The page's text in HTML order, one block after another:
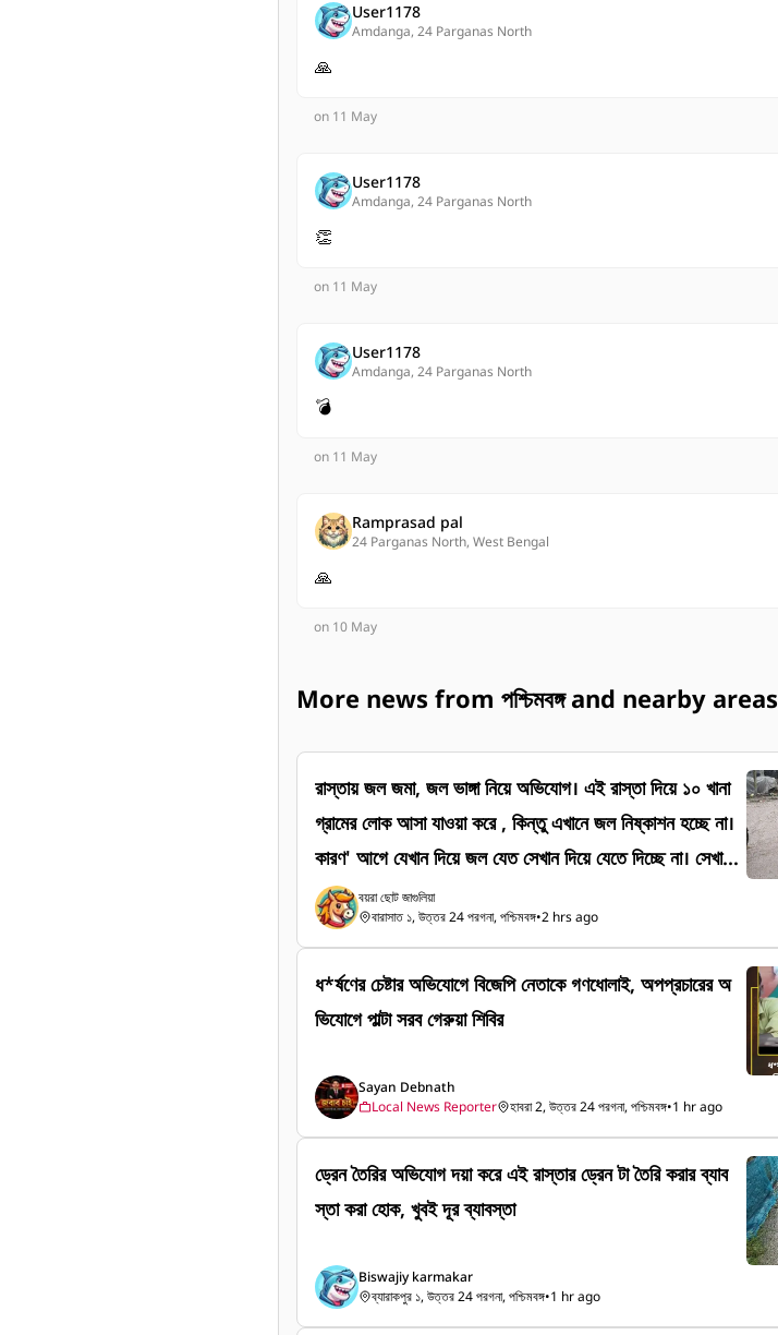
User1178
Amdanga, 24 Parganas North
🙏
on 11 May
User1178
Amdanga, 24 Parganas North
👏
on 11 May
User1178
Amdanga, 24 Parganas North
💣
on 11 May
Ramprasad pal
24 Parganas North, West Bengal
🙏
on 10 May
More news from পশ্চিমবঙ্গ and nearby areas
রাস্তায় জল জমা, জল ভাঙ্গা নিয়ে অভিযোগ। এই রাস্তা দিয়ে ১০ খানা
গ্রামের লোক আসা যাওয়া করে , কিন্তু এখানে জল নিষ্কাশন হচ্ছে না।
কারণ' আগে যেখান দিয়ে জল যেত সেখান দিয়ে যেতে দিচ্ছে না। সেখানে
মাঠের জল পাড়ার জল ভাঙছে স্কুলের ছাত্র-ছাত্রী বা পাড়ার জনবসতি।
কেউ যেতে পারছে এজন্য আপনাদের কাছে আবেদন। লোকেশন। ছোট
বয়রা ছোট জাগুলিয়া
বারাসাত ১, উত্তর 24 পরগনা, পশ্চিমবঙ্গ•2 hrs ago
ধ*র্ষণের চেষ্টার অভিযোগে বিজেপি নেতাকে গণধোলাই, অপপ্রচারের অ
ভিযোগে পাল্টা সরব গেরুয়া শিবির
Sayan Debnath
Local News Reporter
হাবরা 2, উত্তর 24 পরগনা, পশ্চিমবঙ্গ•1 hr ago
ড্রেন তৈরির অভিযোগ দয়া করে এই রাস্তার ড্রেন টা তৈরি করার ব্যাব
স্তা করা হোক, খুবই দূর ব্যাবস্তা
Biswajiy karmakar
ব্যারাকপুর ১, উত্তর 24 পরগনা, পশ্চিমবঙ্গ•1 hr ago